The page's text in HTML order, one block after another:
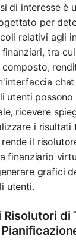
di interesse è
per
relativi agli
tra
composto,
utenti
ricevere
i risultati
il
finanziario
grafici
utenti.
di